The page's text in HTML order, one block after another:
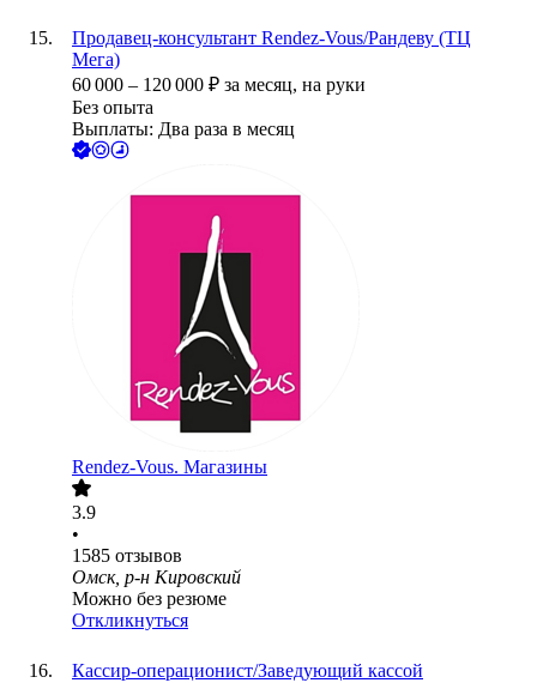
Продавец-консультант Rendez-Vous/Рандеву (ТЦ
Мега)
60 000 – 120 000 ₽ за месяц, на руки
Без опыта
Выплаты: Два раза в месяц
Rendez-Vous. Магазины
3.9
•
1585 отзывов
Омск, р-н Кировский
Можно без резюме
Откликнуться
Кассир-операционист/Заведующий кассой